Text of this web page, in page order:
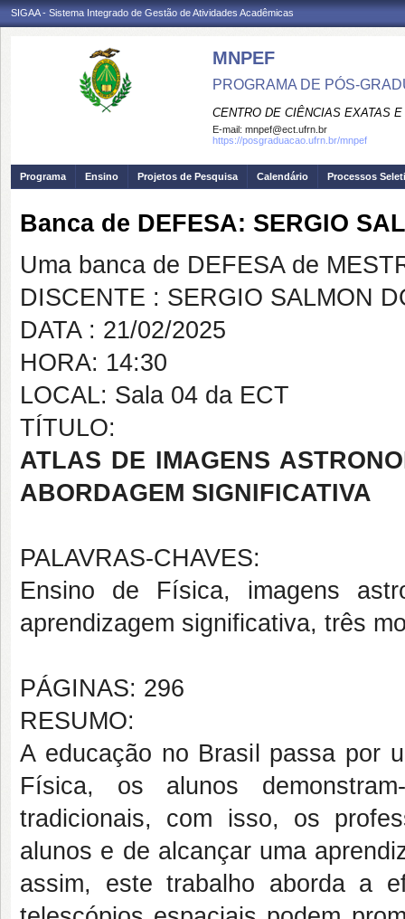
SIGAA - Sistema Integrado de Gestão de Atividades Acadêmicas
MNPEF
PROGRAMA DE PÓS-
CENTRO DE CIÊNCIAS EXATAS
E-mail: mnpef@ect.ufrn.br
https://posgraduacao.ufrn.br/mnpef
Programa Ensino Projetos de Pesquisa Calendário Processos
Banca de DEFESA: SERGIO
Uma banca de DEFESA de
DISCENTE : SERGIO SALMON
DATA : 21/02/2025
HORA: 14:30
LOCAL: Sala 04 da ECT
TÍTULO:
ATLAS DE IMAGENS
ABORDAGEM SIGNIFICATIVA
PALAVRAS-CHAVES:
Ensino de Física, imagens
aprendizagem significativa, três
PÁGINAS: 296
RESUMO:
A educação no Brasil passa por
Física, os alunos
tradicionais, com isso, os
alunos e de alcançar uma
assim, este trabalho aborda a